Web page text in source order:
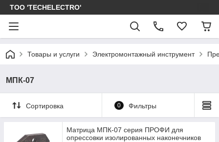
ТОО 'TECHELECTRO'
Товары и услуги Электромонтажный инструмент
МПК-07
Сортировка 0 Фильтры
Матрица МПК-07 серия ПРОФИ для
опрессовки изолированных наконечников